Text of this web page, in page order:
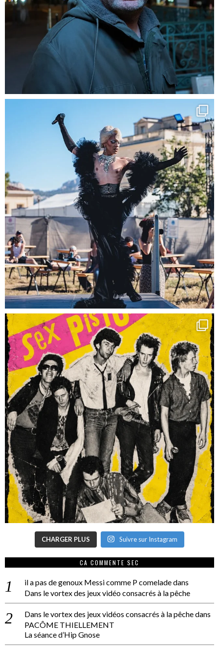
CHARGER PLUS Suivre sur Instagram
CA COMMENTE SEC
il a pas de genoux Messi comme P comeladedans
Dans le vortex des jeux vidéo consacrés à la pêche
Dans le vortex des jeux vidéos consacrés à la pêchedans
PACÔME THIELLEMENT
La séance d’Hip Gnose